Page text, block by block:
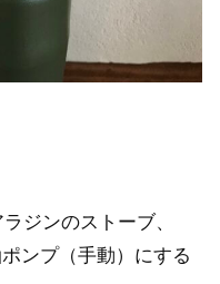
ジンのストーブ、
ンプ（手動）にする